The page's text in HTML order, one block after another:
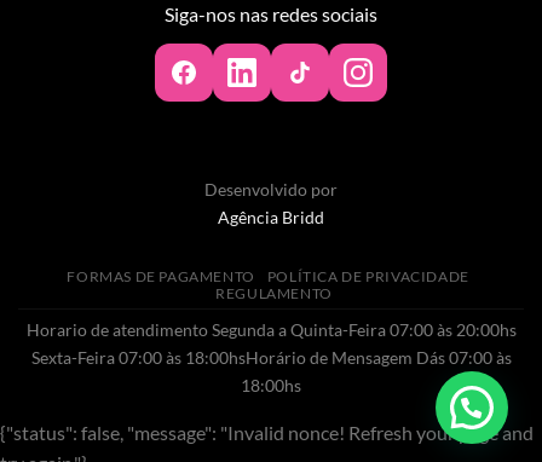
Siga-nos nas redes sociais
Desenvolvido por
Agência Bridd
FORMAS DE PAGAMENTO
POLÍTICA DE PRIVACIDADE
REGULAMENTO
Horario de atendimento Segunda a Quinta-Feira 07:00 às 20:00hs
Sexta-Feira 07:00 às 18:00hsHorário de Mensagem Dás 07:00 às
18:00hs
{"status": false, "message": "Invalid nonce! Refresh your page and